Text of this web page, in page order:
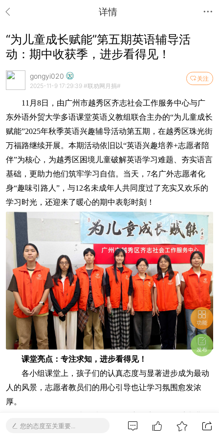
详情
“为儿童成长赋能”第五期英语辅导活
动：期中收获季，进步看得见！
关注
gongyi020
2025-11-9 17:29:39 #联劝网月捐#
11月8日，由广州市越秀区齐志社会工作服务中心与广
东外语外贸大学多语课堂英语义教组联合主办的“为儿童成长
赋能”2025年秋季英语兴趣辅导活动第五期，在越秀区珠光街
万福路继续开展。本期活动依旧以“英语兴趣培养+志愿者陪
伴”为核心，为越秀区困境儿童破解英语学习难题、夯实语言
基础，更助力他们筑牢学习自信。当天，7名广外志愿者化
身“趣味引路人”，与12名未成年人共同度过了充实又欢乐的
学习时光，还迎来了暖心的期中表彰时刻！
课堂亮点：专注求知，进步看得见！
各小组课堂上，孩子们的认真态度与显著进步成为最动
人的风景，志愿者教员们的用心引导也让学习氛围愈发浓
厚。
了元音字母短音、长音（“魔法e”规则）及常见元音组合。化
您的态度至关重要...
功能
发布